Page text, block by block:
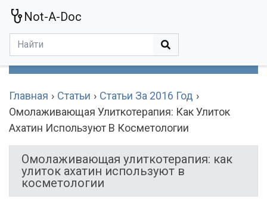
Not-A-Doc
Главная Статьи
Статьи За 2016 Год
Омолаживающая Улиткотерапия: Как Улиток
Ахатин Используют В Косметологии
Омолаживающая улиткотерапия: как
улиток ахатин используют в
косметологии